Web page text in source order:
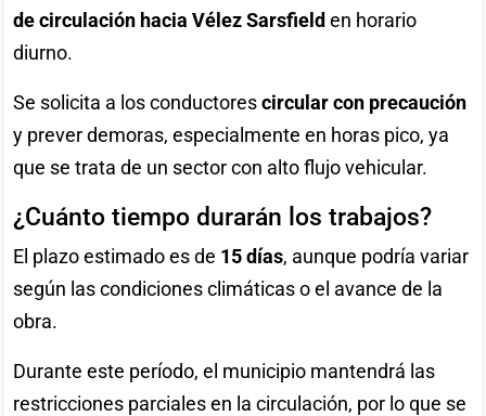
de circulación hacia Vélez Sarsfielden horario
diurno.
Se solicita a los conductorescircular con precaución
y prever demoras, especialmente en horas pico, ya
que se trata de un sector con alto flujo vehicular.
¿Cuánto tiempo durarán los trabajos?
El plazo estimado es de 15 días, aunque podría variar
según las condiciones climáticas o el avance de la
obra.
Durante este período, el municipio mantendrá las
restricciones parciales en la circulación, por lo que se